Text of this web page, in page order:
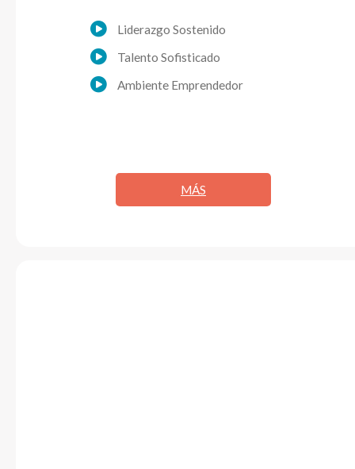
Liderazgo Sostenido
Talento Sofisticado
Ambiente Emprendedor
MÁS